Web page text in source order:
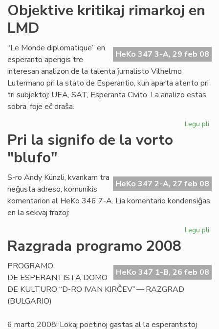
Objektive kritikaj rimarkoj en
LMD
HeKo 347 3-A, 29 feb 08
“Le Monde diplomatique” en
esperanto aperigis tre
interesan analizon de la talenta ĵurnalisto Vilhelmo
Lutermano pri la stato de Esperantio, kun aparta atento pri
tri subjektoj: UEA, SAT, Esperanta Civito. La analizo estas
sobra, foje eĉ draŝa.
Legu pli
Pri la signifo de la vorto
"blufo"
HeKo 347 2-A, 27 feb 08
S-ro Andy Künzli, kvankam tra
neĝusta adreso, komunikis
komentarion al HeKo 346 7-A. Lia komentario kondensiĝas
en la sekvaj frazoj:
Legu pli
la
Razgrada programo 2008
HeKo 347 1-B, 26 feb 08
PROGRAMO
DE ESPERANTISTA DOMO
DE KULTURO “D-RO IVAN KIRĈEV” — RAZGRAD
(BULGARIO)
6 marto 2008: Lokaj poetinoj gastas al la esperantistoj